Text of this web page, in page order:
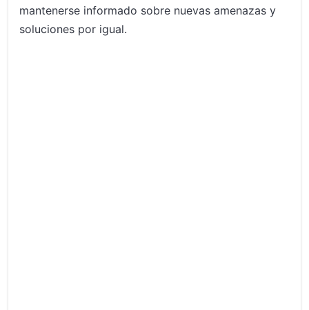
mantenerse informado sobre nuevas amenazas y
soluciones por igual.